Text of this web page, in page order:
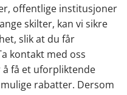
offentlige institusjoner
skilter, kan vi sikre
slik at du får
kontakt med oss
å få et uforpliktende
rabatter. Dersom